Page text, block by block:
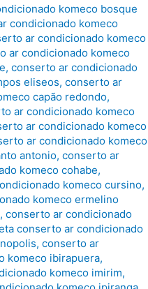
komeco bosque
condicionado komeco
ar condicionado komeco
ar condicionado komeco
,conserto ar condicionado
eliseos,conserto ar
capão redondo,
ar condicionado komeco
ar condicionado komeco
ar condicionado komeco
antonio,conserto ar
komeco cohabe,
komeco cursino,
komeco ermelino
,conserto ar condicionado
conserto ar condicionado
,conserto ar
komeco ibirapuera,
komeco imirim,